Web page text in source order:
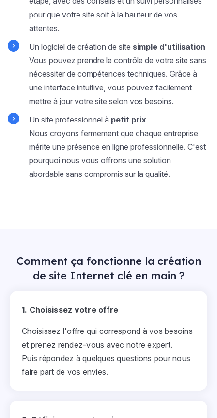
pour que votre site soit à la hauteur de vos
attentes.
Un logiciel de création de site simple d'utilisation
Vous pouvez prendre le contrôle de votre site sans
nécessiter de compétences techniques. Grâce à
une interface intuitive, vous pouvez facilement
mettre à jour votre site selon vos besoins.
Un site professionnel à petit prix
Nous croyons fermement que chaque entreprise
mérite une présence en ligne professionnelle. C'est
pourquoi nous vous offrons une solution
abordable sans compromis sur la qualité.
Comment ça fonctionne la création
de site Internet clé en main ?
1. Choisissez votre offre
Choisissez l'offre qui correspond à vos besoins
et prenez rendez-vous avec notre expert.
Puis répondez à quelques questions pour nous
faire part de vos envies.